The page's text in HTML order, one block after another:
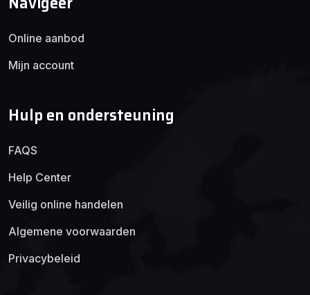
Online aanbod
Mijn account
Hulp en ondersteuning
FAQS
Help Center
Veilig online handelen
Algemene voorwaarden
Privacybeleid